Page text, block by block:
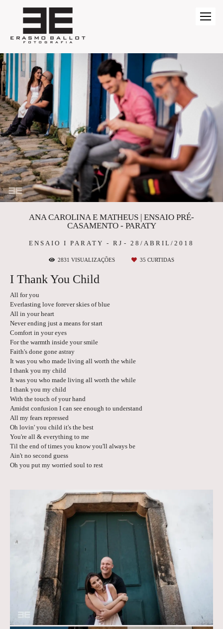
ENSAIO I PARATY - RJ 28/ABRIL/2018
ANA CAROLINA E MATHEUS | ENSAIO PRÉ-
CASAMENTO - PARATY
2831 VISUALIZAÇÕES 35 CURTIDAS
I Thank You Child
All for you
Everlasting love forever skies of blue
All in your heart
Never ending just a means for start
Comfort in your eyes
For the warmth inside your smile
Faith's done gone astray
It was you who made living all worth the while
I thank you my child
It was you who made living all worth the while
I thank you my child
With the touch of your hand
Amidst confusion I can see enough to understand
All my fears repressed
Oh lovin' you child it's the best
You're all & everything to me
Til the end of times you know you'll always be
Ain't no second guess
Oh you put my worried soul to rest